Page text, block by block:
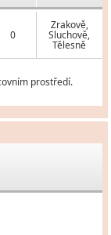
0
Zrakově,
Sluchově,
Tělesně
prostředí.